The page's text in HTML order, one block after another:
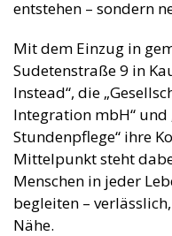
entstehen – sondern
Mit dem Einzug in
Sudetenstraße 9 in
Instead“, die
Integration mbH“ und
Stundenpflege“ ihre
Mittelpunkt steht
Menschen in jeder
begleiten –
Nähe.